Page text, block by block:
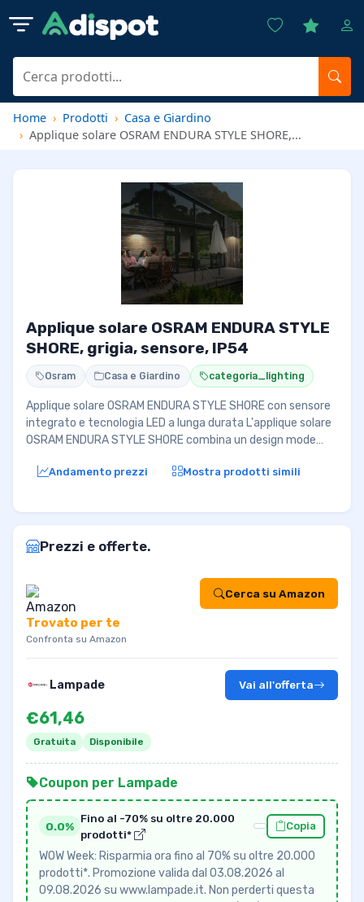
Home Prodotti
Casa e Giardino
Applique solare OSRAM ENDURA STYLE SHORE,...
Applique solare OSRAM ENDURA STYLE
SHORE, grigia, sensore, IP54
Osram Casa e Giardino categoria_lighting
Applique solare OSRAM ENDURA STYLE SHORE con sensore
integrato e tecnologia LED a lunga durata L'applique solare
OSRAM ENDURA STYLE SHORE combina un design mode…
Andamento prezzi Mostra prodotti simili
Prezzi e offerte.
Trovato per te
Confronta su Amazon
Cerca su Amazon
Lampade
€61,46
Gratuita Disponibile
Vai all'offerta
Coupon per Lampade
0.0%
Fino al -70% su oltre 20.000
prodotti*
Copia
WOW Week: Risparmia ora fino al 70% su oltre 20.000
prodotti*. Promozione valida dal 03.08.2026 al
09.08.2026 su www.lampade.it. Non perderti questa